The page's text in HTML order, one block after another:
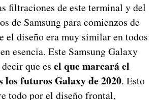
filtraciones de este terminal y del
de Samsung para comienzos de
el diseño era muy similar en todos
esencia. Este Samsung Galaxy
que es el que marcará el
los futuros Galaxy de 2020. Esto
todo por el diseño frontal,